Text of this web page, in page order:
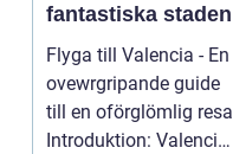
fantastiska staden
Flyga till Valencia - En
ovewrgripande guide
till en oförglömlig resa
Introduktion: Valencia,